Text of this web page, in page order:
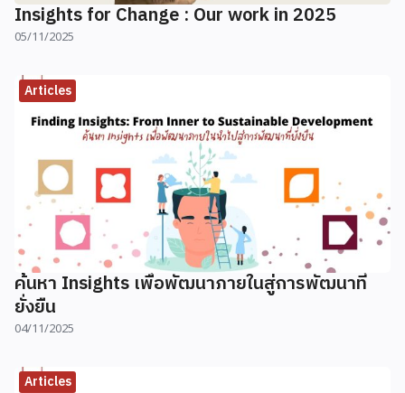
Insights for Change : Our work in 2025
05/11/2025
Articles
ค้นหา Insights เพื่อพัฒนาภายในสู่การพัฒนาที่
ยั่งยืน
04/11/2025
Articles